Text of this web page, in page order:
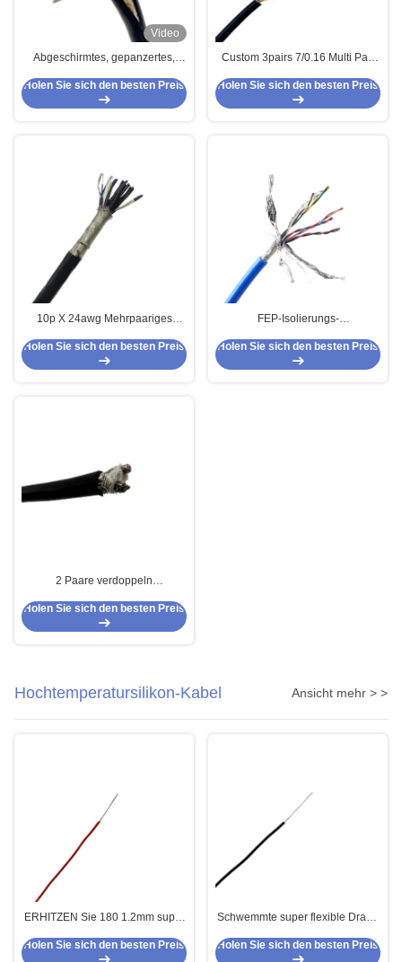
Video
Abgeschirmtes, gepanzertes,
Typ K, Thermoelementkabel, 8
Paar, 16 AWG
Holen Sie sich den besten Preis
Custom 3pairs 7/0.16 Multi Pair
Isolierung Silikonhülle
Holen Sie sich den besten Preis
10p X 24awg Mehrpaariges
Sensorkabel
Holen Sie sich den besten Preis
FEP-Isolierungs-
Silber-Kupfer/konserviertes
Kupfer
Holen Sie sich den besten Preis
2 Paare verdoppeln
Signal-Kabel-FEP
Holen Sie sich den besten Preis
Hochtemperatursilikon-Kabel Ansicht mehr > >
ERHITZEN Sie 180 1.2mm super
Holen Sie sich den besten Preis
Schwemmte super flexible Draht-
HEAT180 Draht an
Holen Sie sich den besten Preis